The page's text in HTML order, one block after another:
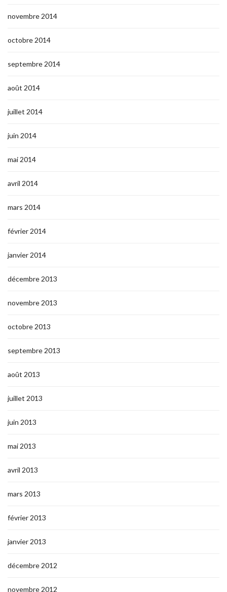
novembre 2014
octobre 2014
septembre 2014
août 2014
juillet 2014
juin 2014
mai 2014
avril 2014
mars 2014
février 2014
janvier 2014
décembre 2013
novembre 2013
octobre 2013
septembre 2013
août 2013
juillet 2013
juin 2013
mai 2013
avril 2013
mars 2013
février 2013
janvier 2013
décembre 2012
novembre 2012